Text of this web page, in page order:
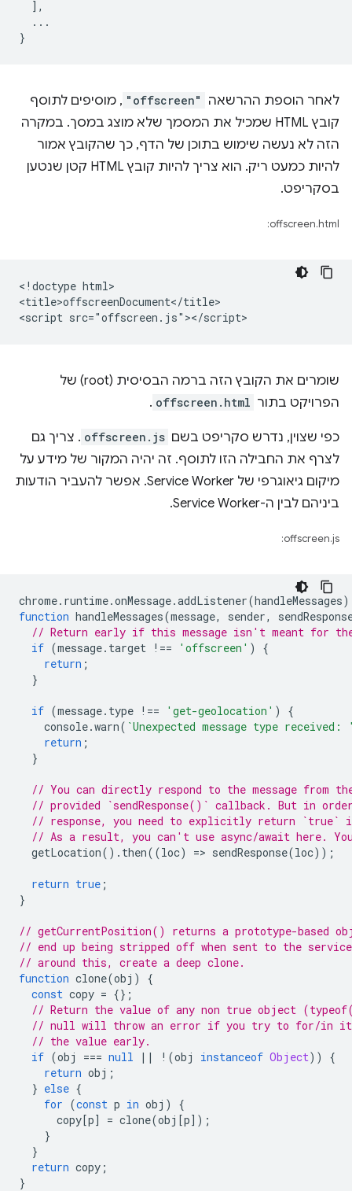
],
...
}
לאחר הוספת ההרשאה "offscreen" , מוסיפים לתוסף
קובץ HTML שמכיל את המסמך שלא מוצג במסך. במקרה
הזה לא נעשה שימוש בתוכן של הדף, כך שהקובץ אמור
להיות כמעט ריק. הוא צריך להיות קובץ HTML קטן שנטען
בסקריפט.
offscreen.html:
<!doctype html>
<title>offscreenDocument</title>
שומרים את הקובץ הזה ברמה הבסיסית (root) של
הפרויקט בתור offscreen.html
.
כפי שצוין, נדרש סקריפט בשם offscreen.js . צריך גם
לצרף את החבילה הזו לתוסף. זה יהיה המקור של מידע על
מיקום גיאוגרפי של Service Worker. אפשר להעביר הודעות
ביניהם לבין ה-Service Worker.
offscreen.js:
chrome. runtime.onMessage.addListener(handleMessages
function handleMessages(message, sender,
// Return early if this message isn't meant for the
if (message. target !== 'offscreen' )
{
return ;
}
if (message. type !== 'get-geolocation' )
{
console.warn( `Unexpected message type received:
return ;
}
// You can directly respond to the message from
// provided `sendResponse()` callback. But in
// response, you need to explicitly return `true` in
// As a result, you can't use async/await here.
getLocation(). then((loc) => sendResponse(loc));
return true ;
}
// getCurrentPosition() returns a prototype-based
// end up being stripped off when sent to the
// around this, create a deep clone.
function clone(obj )
{
const copy = {};
// Return the value of any non true object
// null will throw an error if you try to for/in
// the value early.
if (obj === null || ! (obj instanceof Object))
{
return obj ;
} else {
for (const p in obj )
{
copy[p] = clone(obj [p]);
}
}
return copy ;
}